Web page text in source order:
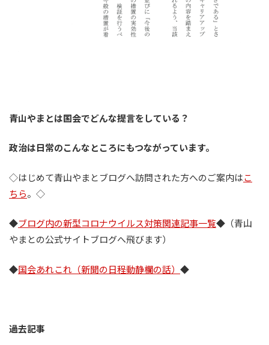
青山やまとは国会でどんな提言をしている？
政治は日常のこんなところにもつながっています。
◇はじめて青山やまとブログへ訪問された方へのご案内はこ
ちら。◇
◆ブログ内の新型コロナウイルス対策関連記事一覧◆（青山
やまとの公式サイトブログへ飛びます）
◆国会あれこれ（新聞の日程動静欄の話） ◆
過去記事